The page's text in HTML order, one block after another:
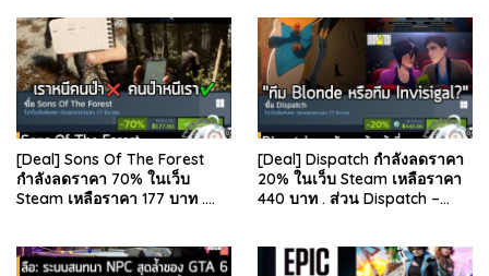
[Deal] Sons Of The Forest
กำลังลดราคา 70% ในเว็บ
Steam เหลือราคา 177 บาท .
[Deal] Dispatch กำลังลดราคา
20% ในเว็บ Steam เหลือราคา
440 บาท . ส่วน Dispatch –